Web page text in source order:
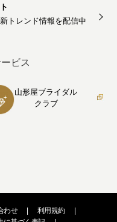
トレンド情報を配信中
ビス
山形屋ブライダル
クラブ
わせ 利用規約